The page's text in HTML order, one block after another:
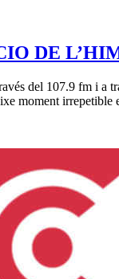
DE
del 107.9 fm i a
moment